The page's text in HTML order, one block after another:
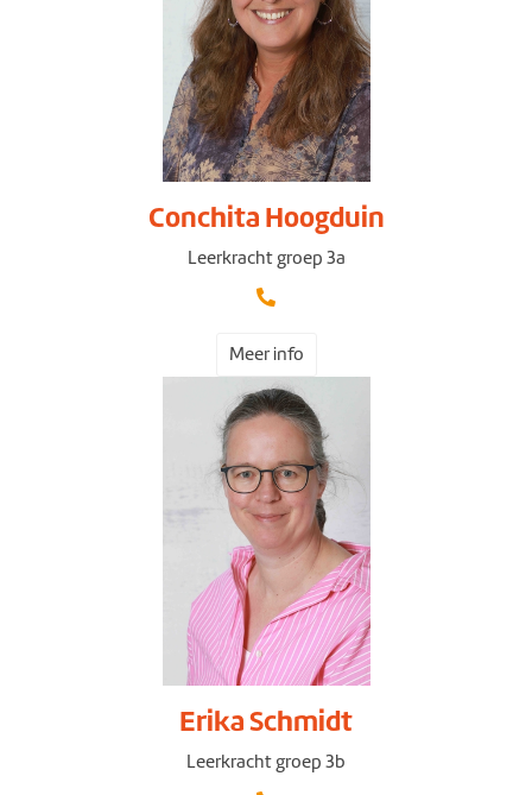
Conchita Hoogduin
Leerkracht groep 3a
Meer info
Erika Schmidt
Leerkracht groep 3b